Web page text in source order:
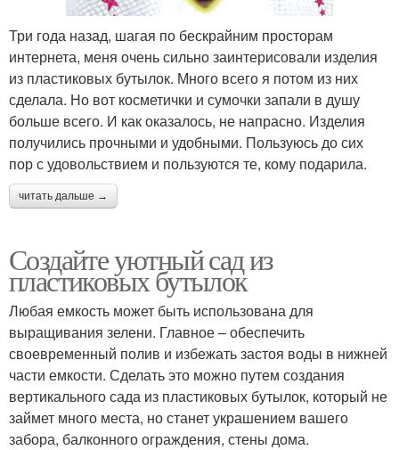
Три года назад, шагая по бескрайним просторам
интернета, меня очень сильно заинтерисовали изделия
из пластиковых бутылок. Много всего я потом из них
сделала. Но вот косметички и сумочки запали в душу
больше всего. И как оказалось, не напрасно. Изделия
получились прочными и удобными. Пользуюсь до сих
пор с удовольствием и пользуются те, кому подарила.
читать дальше →
Создайте уютный сад из
пластиковых бутылок
Любая емкость может быть использована для
выращивания зелени. Главное – обеспечить
своевременный полив и избежать застоя воды в нижней
части емкости. Сделать это можно путем создания
вертикального сада из пластиковых бутылок, который не
займет много места, но станет украшением вашего
забора, балконного ограждения, стены дома.